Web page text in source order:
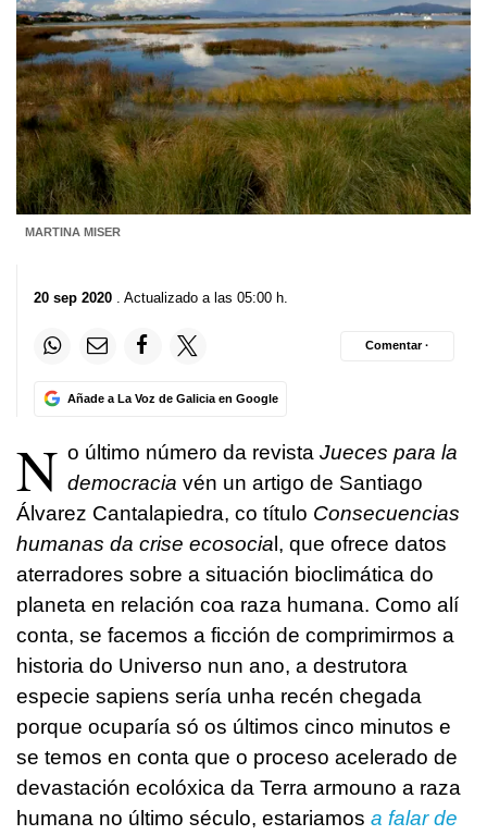
MARTINA MISER
20 sep 2020 . Actualizado a las 05:00 h.
Añade a La Voz de Galicia en Google
Comentar ·
N o último número da revista Jueces para la
democracia vén un artigo de Santiago
Álvarez Cantalapiedra, co título Consecuencias
humanas da crise ecosocial, que ofrece datos
aterradores sobre a situación bioclimática do
planeta en relación coa raza humana. Como alí
conta, se facemos a ficción de comprimirmos a
historia do Universo nun ano, a destrutora
especie sapiens sería unha recén chegada
porque ocuparía só os últimos cinco minutos e
se temos en conta que o proceso acelerado de
devastación ecolóxica da Terra armouno a raza
humana no último século, estariamos a falar de